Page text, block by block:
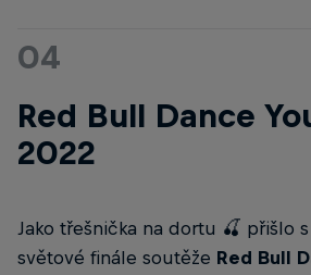
04
Red Bull Dance
2022
Jako třešnička na dortu 🍒 přišlo
světové finále soutěže Red Bull